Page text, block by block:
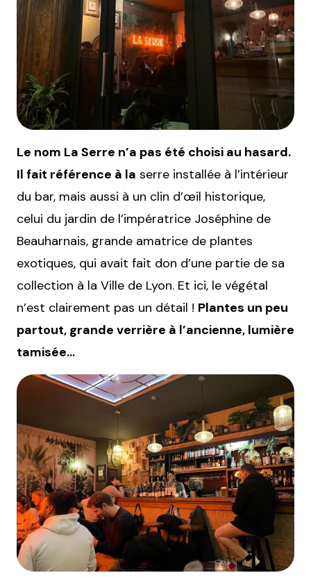
Le nom La Serre n’a pas été choisi au hasard.
Il fait référence à la serre installée à l’intérieur
du bar, mais aussi à un clin d’œil historique,
celui du jardin de l’impératrice Joséphine de
Beauharnais, grande amatrice de plantes
exotiques, qui avait fait don d’une partie de sa
collection à la Ville de Lyon. Et ici, le végétal
n’est clairement pas un détail ! Plantes un peu
partout, grande verrière à l’ancienne, lumière
tamisée…